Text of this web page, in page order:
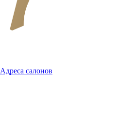
Адреса салонов